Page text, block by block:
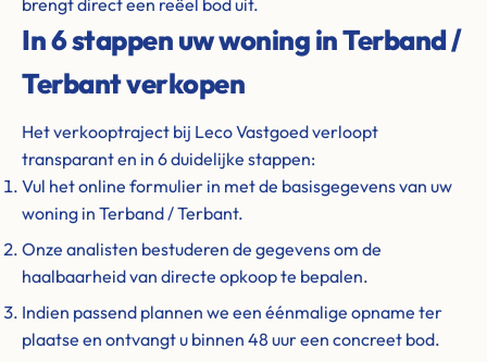
brengt direct een reëel bod uit.
In 6 stappen uw woning in Terband /
Terbant verkopen
Het verkooptraject bij Leco Vastgoed verloopt
transparant en in 6 duidelijke stappen:
Vul het online formulier in met de basisgegevens van uw
woning in Terband / Terbant.
Onze analisten bestuderen de gegevens om de
haalbaarheid van directe opkoop te bepalen.
Indien passend plannen we een éénmalige opname ter
plaatse en ontvangt u binnen 48 uur een concreet bod.